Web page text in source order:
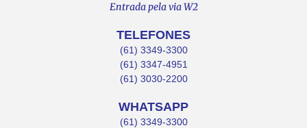
Entrada pela via W2
TELEFONES
(61) 3349-3300
(61) 3347-4951
(61) 3030-2200
WHATSAPP
(61) 3349-3300